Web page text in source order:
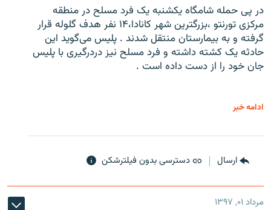
در پی حمله شامگاه یکشنبه یک فرد مسلح در منطقه
مرکزی تورنتو ،‌بزرگترین شهر کانادا،۱۴ نفر هدف گلوله قرار
گرفته و به بیمارستان منتقل شدند . پلیس می‌گوید این
حادثه یک کشته داشته و فرد مسلح نیز دردرگیری با پلیس
جان خود را از دست داده است .
ادامه خبر
ارسال دسترسی بدون فیلترشکن
مرداد ۰۱, ۱۳۹۷